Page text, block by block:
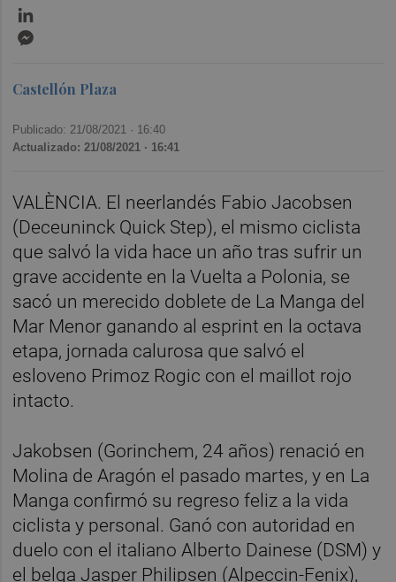
Castellón Plaza
Publicado: 21/08/2021 · 16:40
Actualizado: 21/08/2021 · 16:41
VALÈNCIA. El neerlandés Fabio Jacobsen
(Deceuninck Quick Step), el mismo ciclista
que salvó la vida hace un año tras sufrir un
grave accidente en la Vuelta a Polonia, se
sacó un merecido doblete de La Manga del
Mar Menor ganando al esprint en la octava
etapa, jornada calurosa que salvó el
esloveno Primoz Rogic con el maillot rojo
intacto.
Jakobsen (Gorinchem, 24 años) renació en
Molina de Aragón el pasado martes, y en La
Manga confirmó su regreso feliz a la vida
ciclista y personal. Ganó con autoridad en
duelo con el italiano Alberto Dainese (DSM) y
el belga Jasper Philipsen (Alpeccin-Fenix),